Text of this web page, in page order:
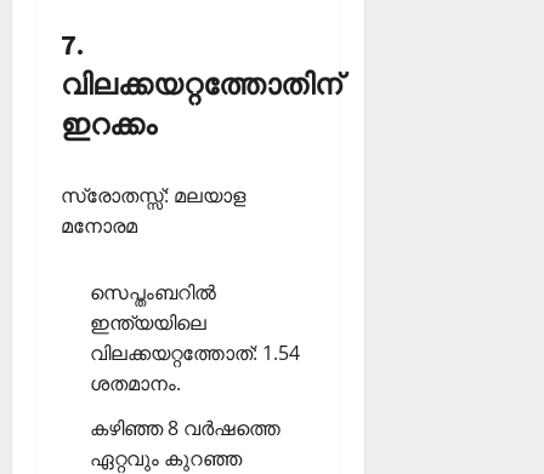
7.
വിലക്കയറ്റത്തോതിന്
ഇറക്കം
സ്രോതസ്സ്: മലയാള
മനോരമ
സെപ്തംബറില്‍
ഇന്ത്യയിലെ
വിലക്കയറ്റത്തോത്: 1.54
ശതമാനം.
കഴിഞ്ഞ 8 വര്‍ഷത്തെ
ഏറ്റവും കുറഞ്ഞ